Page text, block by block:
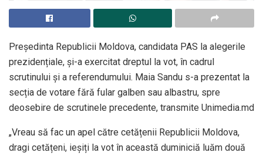
Președinta Republicii Moldova, candidata PAS la alegerile
prezidențiale, și-a exercitat dreptul la vot, în cadrul
scrutinului și a referendumului. Maia Sandu s-a prezentat la
secția de votare fără fular galben sau albastru, spre
deosebire de scrutinele precedente, transmite Unimedia.md
„Vreau să fac un apel către cetățenii Republicii Moldova,
dragi cetățeni, ieșiți la vot în această duminiciă luăm două